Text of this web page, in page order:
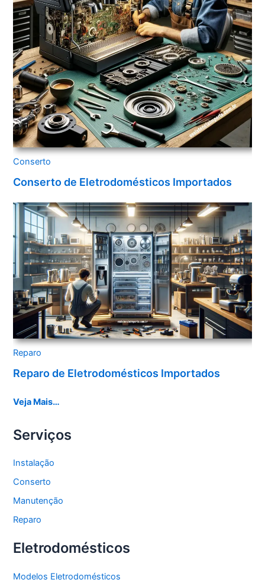
Conserto
Conserto de Eletrodomésticos Importados
Reparo
Reparo de Eletrodomésticos Importados
Veja Mais…
Serviços
Instalação
Conserto
Manutenção
Reparo
Eletrodomésticos
Modelos Eletrodomésticos